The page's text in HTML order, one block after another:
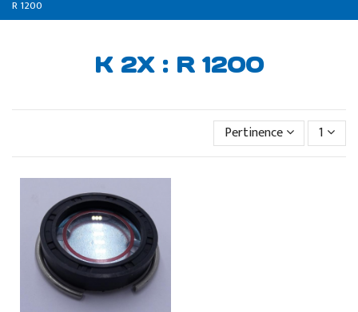
R 1200
K 2X : R 1200
Pertinence 1